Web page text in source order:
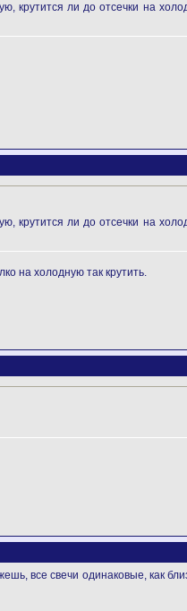
крутится ли до отсечки на
крутится ли до отсечки на
на холодную так крутить.
все свечи одинаковые, как